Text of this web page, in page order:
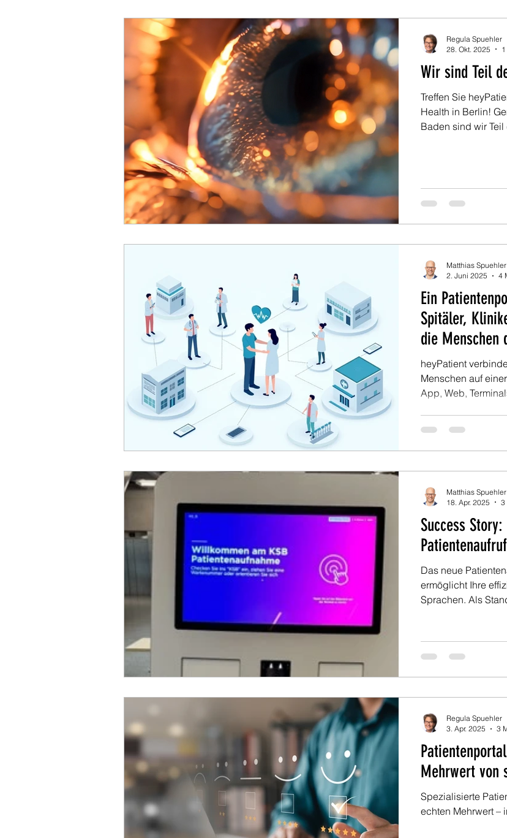
Wir sind Teil
Treffen Sie
Health in Berlin!
Baden sind wir
smarte
Regula Spuehler
28. Okt. 2025
Ein
Spitäler,
die Menschen
heyPatient
Menschen auf
App, Web,
vernetzte
Matthias Spuehler
2. Juni 2025
4
Success Story:
Das neue
ermöglicht Ihre
Sprachen. Als
Matthias Spuehler
18. Apr. 2025
3
Mehrwert von
Spezialisierte
echten Mehrwert –
Regula Spuehler
3. Apr. 2025
3